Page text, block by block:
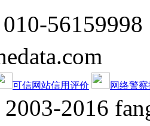
56159998
可信网站信用评价 网络警
2003-2016